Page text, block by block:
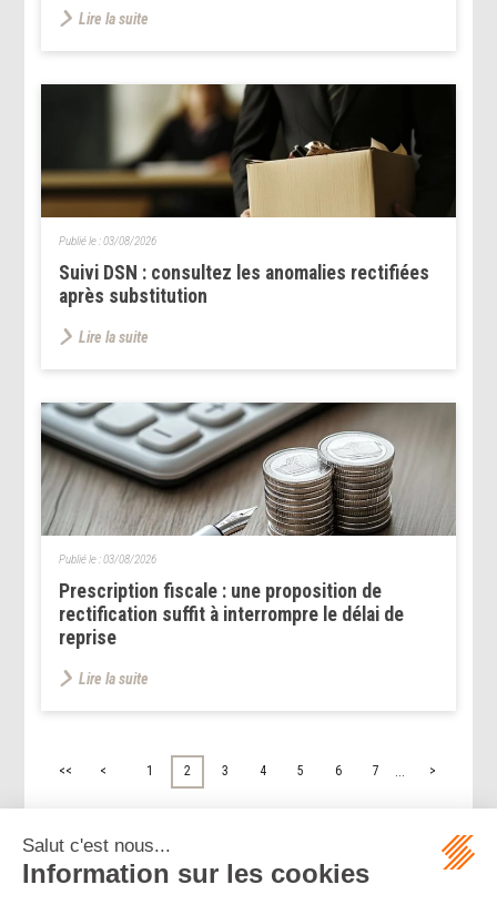
Lire la suite
Suivi DSN : consultez les anomalies rectifiées
après substitution
Publié le :03/08/2026
Lire la suite
Prescription fiscale : une proposition de
rectification suffit à interrompre le délai de
reprise
Publié le :03/08/2026
Lire la suite
<< < 1 2 3 4 5 6 7 ... >